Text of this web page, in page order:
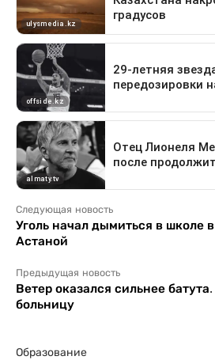
Следующая новость
Уголь начал дымиться в школе
Астаной
Предыдущая новость
Ветер оказался сильнее
больницу
Образование